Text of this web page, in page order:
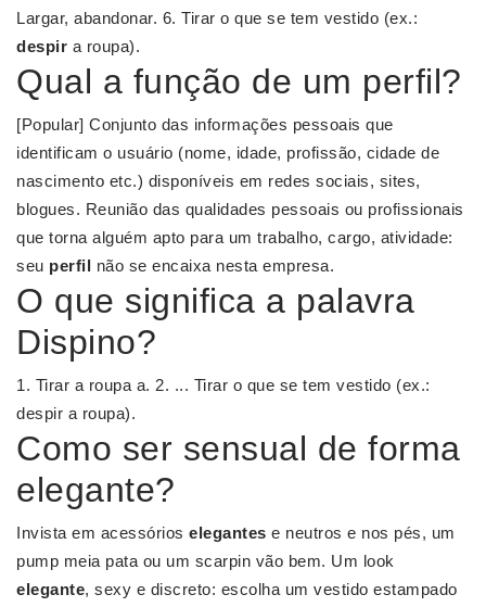
Largar, abandonar. 6. Tirar o que se tem vestido (ex.:
despir a roupa).
Qual a função de um perfil?
[Popular] Conjunto das informações pessoais que
identificam o usuário (nome, idade, profissão, cidade de
nascimento etc.) disponíveis em redes sociais, sites,
blogues. Reunião das qualidades pessoais ou profissionais
que torna alguém apto para um trabalho, cargo, atividade:
seu perfil não se encaixa nesta empresa.
O que significa a palavra
Dispino?
1. Tirar a roupa a. 2. ... Tirar o que se tem vestido (ex.:
despir a roupa).
Como ser sensual de forma
elegante?
Invista em acessórios elegantes e neutros e nos pés, um
pump meia pata ou um scarpin vão bem. Um look
elegante, sexy e discreto: escolha um vestido estampado